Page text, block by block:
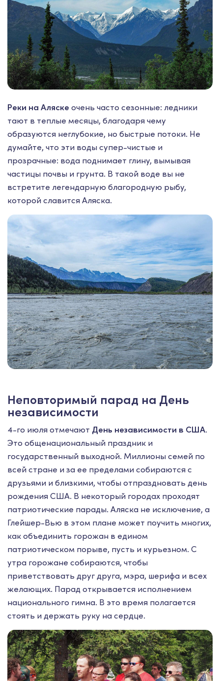
Реки на Аляске очень часто сезонные: ледники
тают в теплые месяцы, благодаря чему
образуются неглубокие, но быстрые потоки. Не
думайте, что эти воды супер-чистые и
прозрачные: вода поднимает глину, вымывая
частицы почвы и грунта. В такой воде вы не
встретите легендарную благородную рыбу,
которой славится Аляска.
Неповторимый парад на День
независимости
4-го июля отмечают День независимости в США.
Это общенациональный праздник и
государственный выходной. Миллионы семей по
всей стране и за ее пределами собираются с
друзьями и близкими, чтобы отпраздновать день
рождения США. В некоторый городах проходят
патриотические парады. Аляска не исключение, а
Глейшер-Вью в этом плане может поучить многих,
как объединить горожан в едином
патриотическом порыве, пусть и курьезном. С
утра горожане собираются, чтобы
приветствовать друг друга, мэра, шерифа и всех
желающих. Парад открывается исполнением
национального гимна. В это время полагается
стоять и держать руку на сердце.